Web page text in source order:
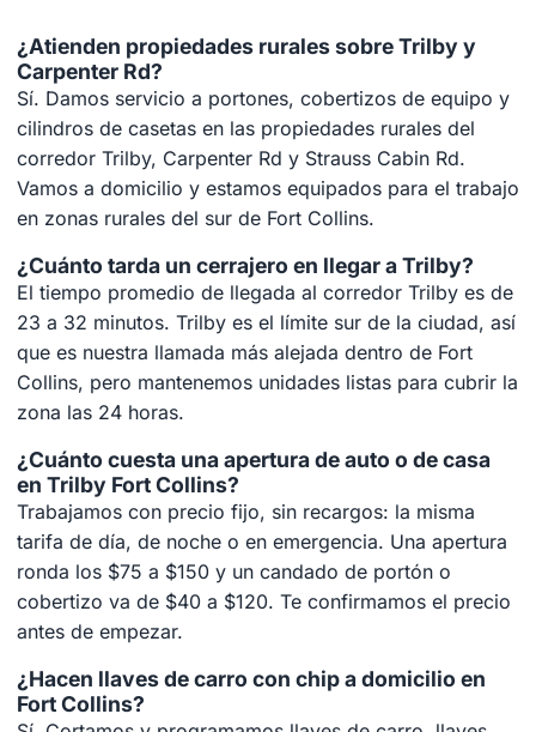
¿Atienden propiedades rurales sobre Trilby y
Carpenter Rd?
Sí. Damos servicio a portones, cobertizos de equipo y
cilindros de casetas en las propiedades rurales del
corredor Trilby, Carpenter Rd y Strauss Cabin Rd.
Vamos a domicilio y estamos equipados para el trabajo
en zonas rurales del sur de Fort Collins.
¿Cuánto tarda un cerrajero en llegar a Trilby?
El tiempo promedio de llegada al corredor Trilby es de
23 a 32 minutos. Trilby es el límite sur de la ciudad, así
que es nuestra llamada más alejada dentro de Fort
Collins, pero mantenemos unidades listas para cubrir la
zona las 24 horas.
¿Cuánto cuesta una apertura de auto o de casa
en Trilby Fort Collins?
Trabajamos con precio fijo, sin recargos: la misma
tarifa de día, de noche o en emergencia. Una apertura
ronda los $75 a $150 y un candado de portón o
cobertizo va de $40 a $120. Te confirmamos el precio
antes de empezar.
¿Hacen llaves de carro con chip a domicilio en
Fort Collins?